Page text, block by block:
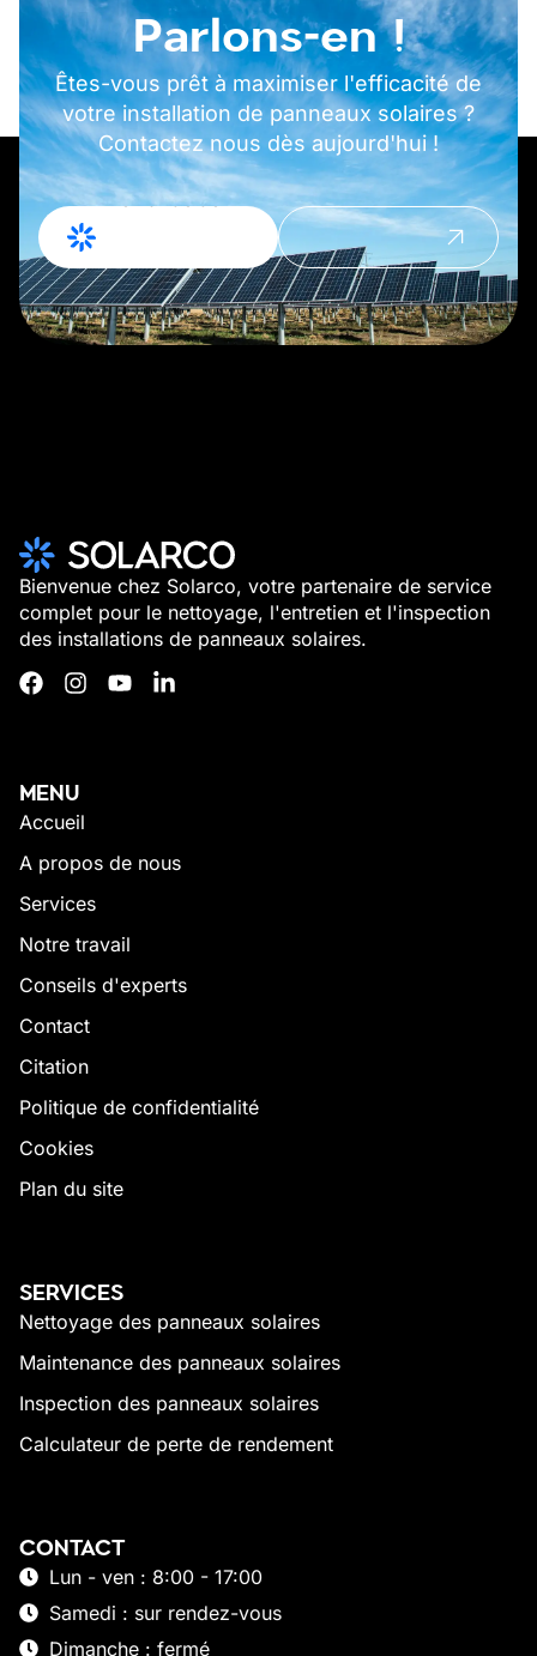
Parlons-en !
Êtes-vous prêt à maximiser l'efficacité de
votre installation de panneaux solaires ?
Contactez nous dès aujourd'hui !
Demande de
devis
Prendre
contact
Bienvenue chez Solarco, votre partenaire de service
complet pour le nettoyage, l'entretien et l'inspection
des installations de panneaux solaires.
MENU
Accueil
A propos de nous
Services
Notre travail
Conseils d'experts
Contact
Citation
Politique de confidentialité
Cookies
Plan du site
SERVICES
Nettoyage des panneaux solaires
Maintenance des panneaux solaires
Inspection des panneaux solaires
Calculateur de perte de rendement
CONTACT
Lun - ven : 8:00 - 17:00
Samedi : sur rendez-vous
Dimanche : fermé